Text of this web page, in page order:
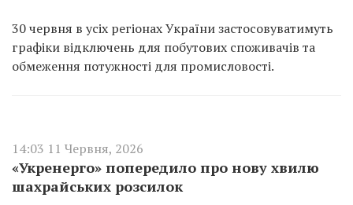
30 червня в усіх регіонах України застосовуватимуть
графіки відключень для побутових споживачів та
обмеження потужності для промисловості.
14:03 11 Червня, 2026
«Укренерго» попередило про нову хвилю
шахрайських розсилок